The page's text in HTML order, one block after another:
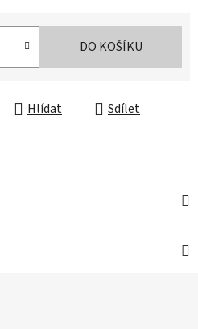
DO KOŠÍKU
Hlídat Sdílet